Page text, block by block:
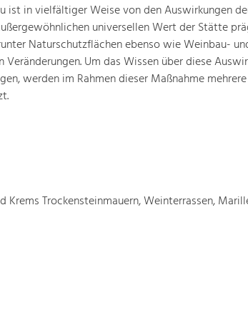
ist in vielfältiger Weise von den Auswirkungen
universellen Wert der Stätte
Naturschutzflächen ebenso wie Weinbau-
Um das Wissen über diese
werden im Rahmen dieser Maßnahme mehrere
Trockensteinmauern, Weinterrassen,